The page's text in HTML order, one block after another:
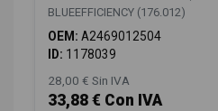
BLUEEFFICIENCY (176.012)
OEM: A2469012504
ID: 1178039
28,00 € Sin IVA
33,88 € Con IVA